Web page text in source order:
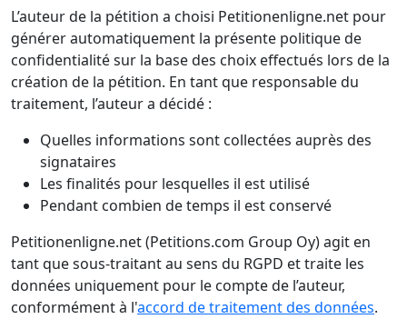
L’auteur de la pétition a choisi Petitionenligne.net pour
générer automatiquement la présente politique de
confidentialité sur la base des choix effectués lors de la
création de la pétition. En tant que responsable du
traitement, l’auteur a décidé :
Quelles informations sont collectées auprès des
signataires
Les finalités pour lesquelles il est utilisé
Pendant combien de temps il est conservé
Petitionenligne.net (Petitions.com Group Oy) agit en
tant que sous-traitant au sens du RGPD et traite les
données uniquement pour le compte de l’auteur,
conformément à l'accord de traitement des données.